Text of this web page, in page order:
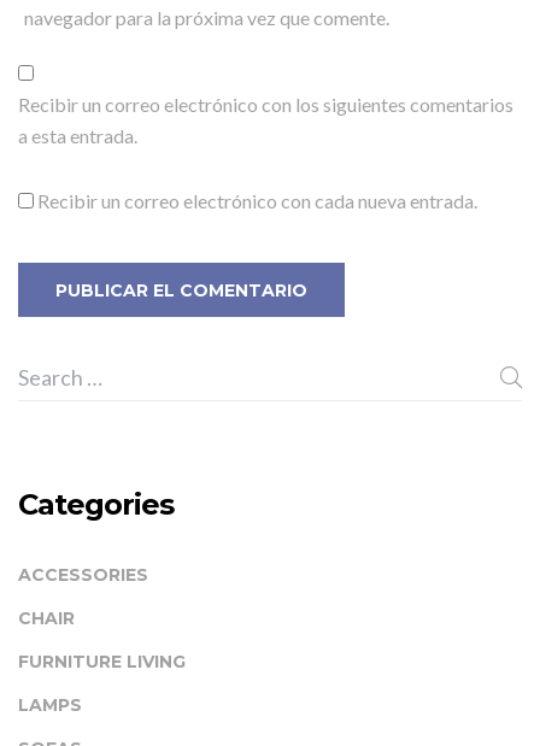
navegador para la próxima vez que comente.
Recibir un correo electrónico con los siguientes comentarios
a esta entrada.
Recibir un correo electrónico con cada nueva entrada.
Categories
ACCESSORIES
CHAIR
FURNITURE LIVING
LAMPS